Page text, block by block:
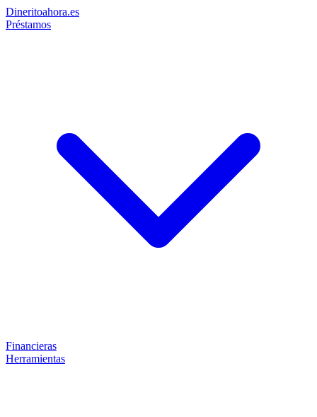
Dineritoahora.es
Préstamos
Financieras
Herramientas